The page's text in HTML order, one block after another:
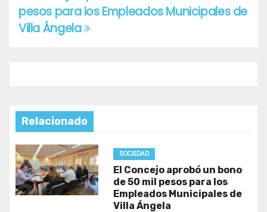
de
pesos para los Empleados Municipales de
Villa Ángela
Relacionado
SOCIEDAD
El Concejo aprobó un bono
de 50 mil pesos para los
Empleados Municipales de
Villa Ángela